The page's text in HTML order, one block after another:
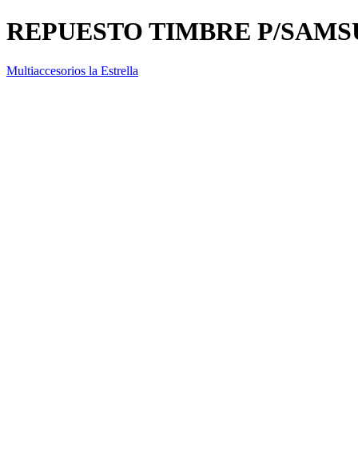
REPUESTO TIMBRE P/
Multiaccesorios la Estrella